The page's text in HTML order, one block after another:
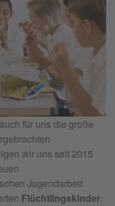
für uns die große
wir uns seit 2015
Jugendarbeit
Flüchtlingskinder.